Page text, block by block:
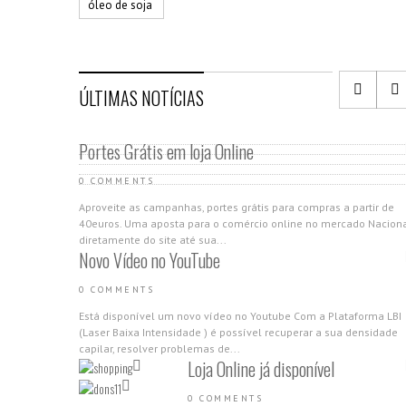
óleo de soja
ÚLTIMAS NOTÍCIAS
Portes Grátis em loja Online
0 COMMENTS
Aproveite as campanhas, portes grátis para compras a partir de
40euros. Uma aposta para o comércio online no mercado
diretamente do site até sua...
Novo Vídeo no YouTube
0 COMMENTS
Está disponível um novo vídeo no Youtube Com a Plataforma LBI
(Laser Baixa Intensidade ) é possível recuperar a sua densidade
capilar, resolver problemas de...
Loja Online já disponível
0 COMMENTS